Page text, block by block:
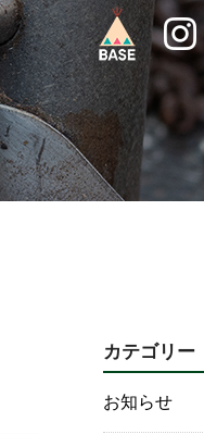
カテゴリー
お知らせ